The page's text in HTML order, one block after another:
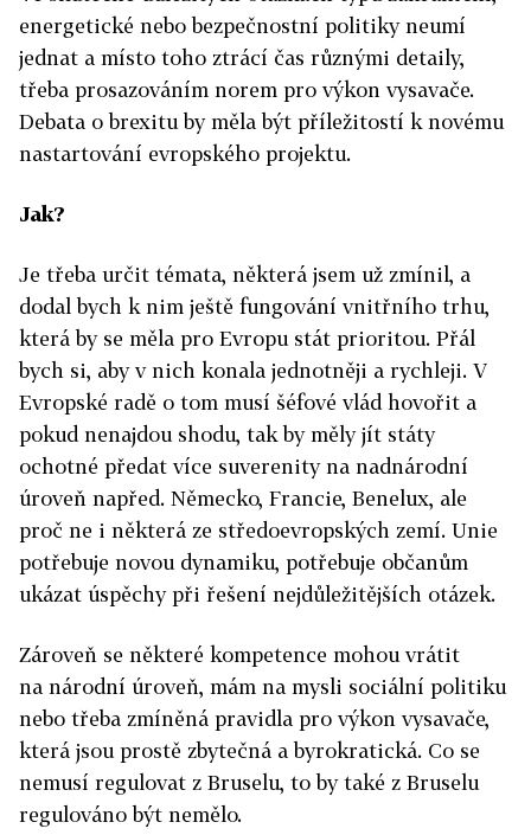
energetické nebo bezpečnostní politiky neumí
jednat a místo toho ztrácí čas různými detaily,
třeba prosazováním norem pro výkon vysavače.
Debata o brexitu by měla být příležitostí k novému
nastartování evropského projektu.
Jak?
Je třeba určit témata, některá jsem už zmínil, a
dodal bych k nim ještě fungování vnitřního trhu,
která by se měla pro Evropu stát prioritou. Přál
bych si, aby v nich konala jednotněji a rychleji. V
Evropské radě o tom musí šéfové vlád hovořit a
pokud nenajdou shodu, tak by měly jít státy
ochotné předat více suverenity na nadnárodní
úroveň napřed. Německo, Francie, Benelux, ale
proč ne i některá ze středoevropských zemí. Unie
potřebuje novou dynamiku, potřebuje občanům
ukázat úspěchy při řešení nejdůležitějších otázek.
Zároveň se některé kompetence mohou vrátit
na národní úroveň, mám na mysli sociální politiku
nebo třeba zmíněná pravidla pro výkon vysavače,
která jsou prostě zbytečná a byrokratická. Co se
nemusí regulovat z Bruselu, to by také z Bruselu
regulováno být nemělo.